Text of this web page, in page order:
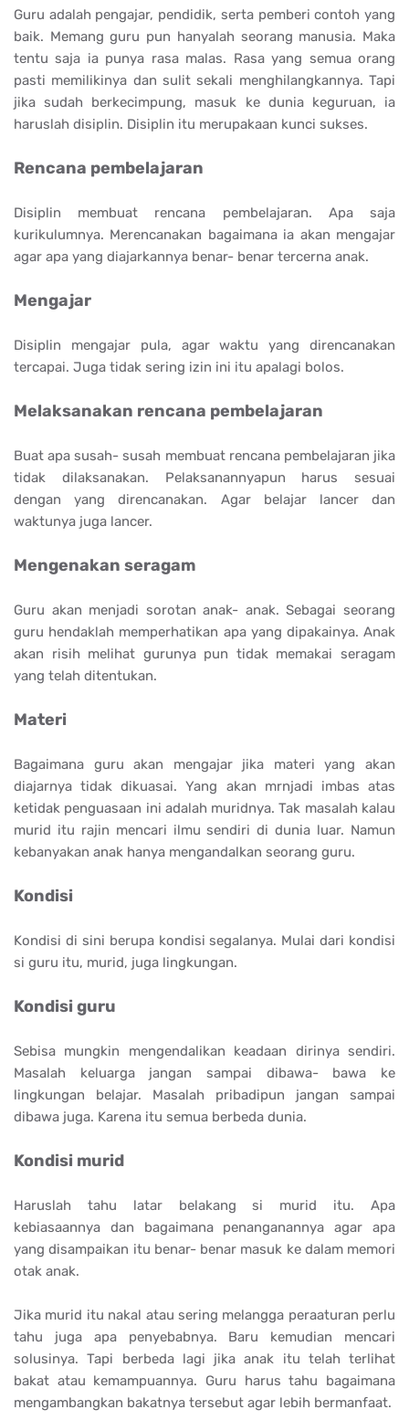
Guru adalah pengajar, pendidik, serta pemberi contoh yang
baik. Memang guru pun hanyalah seorang manusia. Maka
tentu saja ia punya rasa malas. Rasa yang semua orang
pasti memilikinya dan sulit sekali menghilangkannya. Tapi
jika sudah berkecimpung, masuk ke dunia keguruan, ia
haruslah disiplin. Disiplin itu merupakaan kunci sukses.
Rencana pembelajaran
Disiplin membuat rencana pembelajaran. Apa saja
kurikulumnya. Merencanakan bagaimana ia akan mengajar
agar apa yang diajarkannya benar- benar tercerna anak.
Mengajar
Disiplin mengajar pula, agar waktu yang direncanakan
tercapai. Juga tidak sering izin ini itu apalagi bolos.
Melaksanakan rencana pembelajaran
Buat apa susah- susah membuat rencana pembelajaran jika
tidak dilaksanakan. Pelaksanannyapun harus sesuai
dengan yang direncanakan. Agar belajar lancer dan
waktunya juga lancer.
Mengenakan seragam
Guru akan menjadi sorotan anak- anak. Sebagai seorang
guru hendaklah memperhatikan apa yang dipakainya. Anak
akan risih melihat gurunya pun tidak memakai seragam
yang telah ditentukan.
Materi
Bagaimana guru akan mengajar jika materi yang akan
diajarnya tidak dikuasai. Yang akan mrnjadi imbas atas
ketidak penguasaan ini adalah muridnya. Tak masalah kalau
murid itu rajin mencari ilmu sendiri di dunia luar. Namun
kebanyakan anak hanya mengandalkan seorang guru.
Kondisi
Kondisi di sini berupa kondisi segalanya. Mulai dari kondisi
si guru itu, murid, juga lingkungan.
Kondisi guru
Sebisa mungkin mengendalikan keadaan dirinya sendiri.
Masalah keluarga jangan sampai dibawa- bawa ke
lingkungan belajar. Masalah pribadipun jangan sampai
dibawa juga. Karena itu semua berbeda dunia.
Kondisi murid
Haruslah tahu latar belakang si murid itu. Apa
kebiasaannya dan bagaimana penanganannya agar apa
yang disampaikan itu benar- benar masuk ke dalam memori
otak anak.
Jika murid itu nakal atau sering melangga peraaturan perlu
tahu juga apa penyebabnya. Baru kemudian mencari
solusinya. Tapi berbeda lagi jika anak itu telah terlihat
bakat atau kemampuannya. Guru harus tahu bagaimana
mengambangkan bakatnya tersebut agar lebih bermanfaat.